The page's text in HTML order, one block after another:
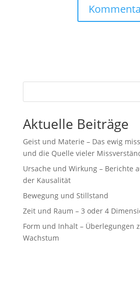
Aktuelle Beiträge
Geist und Materie – Das ewig
und die Quelle vieler
Ursache und Wirkung – Berichte
der Kausalität
Bewegung und Stillstand
Zeit und Raum – 3 oder 4
Form und Inhalt – Überlegungen
Wachstum